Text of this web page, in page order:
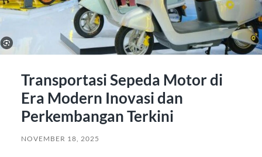
Transportasi Sepeda Motor di
Era Modern Inovasi dan
Perkembangan Terkini
NOVEMBER 18, 2025